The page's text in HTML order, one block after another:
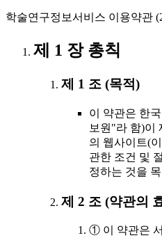
학술연구정보서비스 이용약관
제 1 장 총칙
제 1 조 (목적)
이 약관은 한
보원"라 함)이
의 웹사이트(
관한 조건 및
정하는 것을
제 2 조 (약관의
① 이 약관은